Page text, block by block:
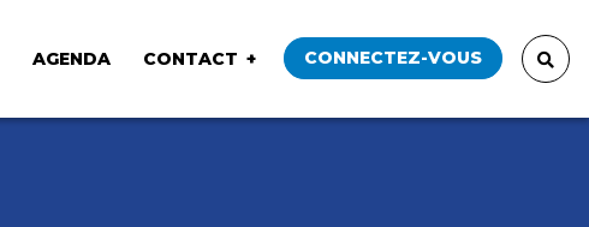
AGENDA CONTACT CONNECTEZ-VOUS